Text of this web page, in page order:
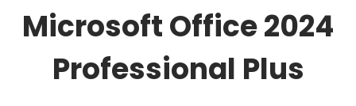
Microsoft Office 2024
Professional Plus